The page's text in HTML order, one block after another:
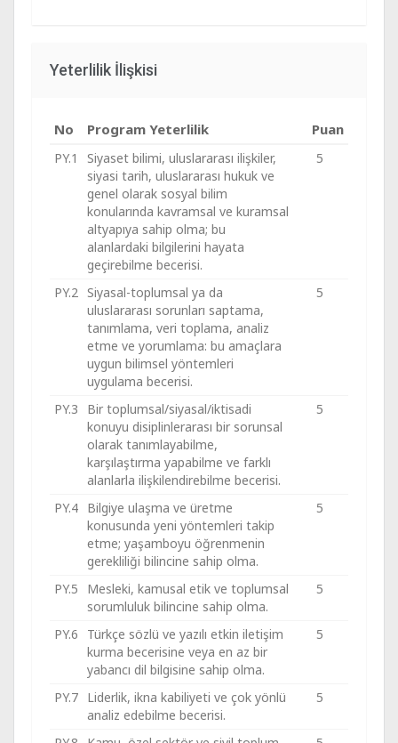
Yeterlilik İlişkisi
No Program Yeterlilik Puan
PY.1
Siyaset bilimi, uluslararası ilişkiler,
siyasi tarih, uluslararası hukuk ve
genel olarak sosyal bilim
konularında kavramsal ve kuramsal
altyapıya sahip olma; bu
alanlardaki bilgilerini hayata
geçirebilme becerisi.
5
PY.2 Siyasal-toplumsal ya da
uluslararası sorunları saptama,
tanımlama, veri toplama, analiz
etme ve yorumlama: bu amaçlara
uygun bilimsel yöntemleri
uygulama becerisi.
5
PY.3
Bir toplumsal/siyasal/iktisadi
konuyu disiplinlerarası bir sorunsal
olarak tanımlayabilme,
karşılaştırma yapabilme ve farklı
alanlarla ilişkilendirebilme becerisi.
5
PY.4 Bilgiye ulaşma ve üretme
konusunda yeni yöntemleri takip
etme; yaşamboyu öğrenmenin
gerekliliği bilincine sahip olma.
5
PY.5
Mesleki, kamusal etik ve toplumsal
sorumluluk bilincine sahip olma.
5
PY.6
Türkçe sözlü ve yazılı etkin iletişim
kurma becerisine veya en az bir
yabancı dil bilgisine sahip olma.
5
PY.7 Liderlik, ikna kabiliyeti ve çok yönlü
analiz edebilme becerisi.
5